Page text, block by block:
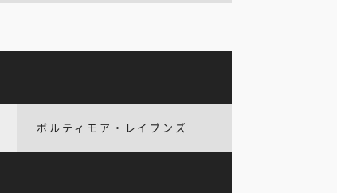
ボルティモア・レイブンズ